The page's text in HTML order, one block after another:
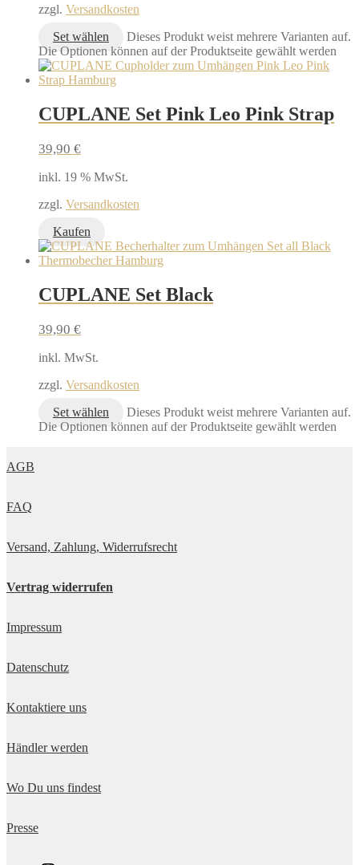
zzgl. Versandkosten
Set wählen
Dieses Produkt weist mehrere Varianten auf.
Die Optionen können auf der Produktseite gewählt werden
CUPLANE Set Pink Leo Pink Strap
39,90 €
inkl. 19 % MwSt.
zzgl. Versandkosten
Kaufen
CUPLANE Set Black
39,90 €
inkl. MwSt.
zzgl. Versandkosten
Set wählen
Dieses Produkt weist mehrere Varianten auf.
Die Optionen können auf der Produktseite gewählt werden
AGB
FAQ
Versand, Zahlung, Widerrufsrecht
Vertrag widerrufen
Impressum
Datenschutz
Kontaktiere uns
Händler werden
Wo Du uns findest
Presse